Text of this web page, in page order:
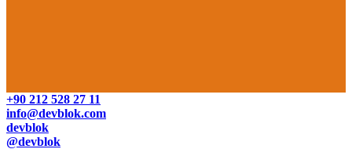
+90 212 528 27 11
info@devblok.com
devblok
@devblok